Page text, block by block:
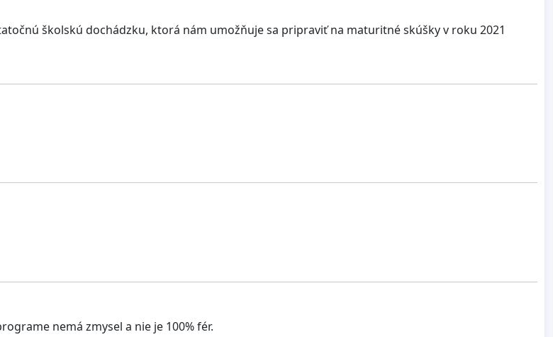
školskú dochádzku, ktorá nám umožňuje sa pripraviť na maturitné skúšky v roku 2021
nemá zmysel a nie je 100% fér.